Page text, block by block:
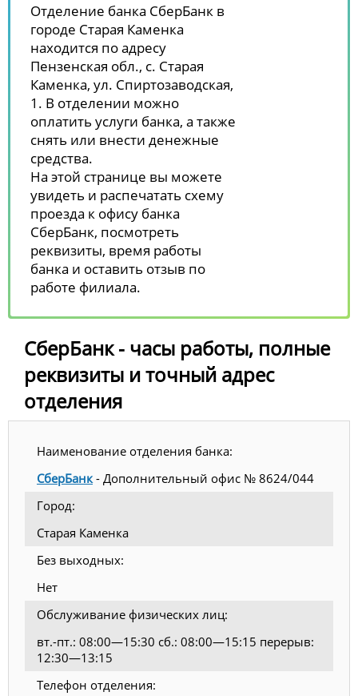
Отделение банка СберБанк в
городе Старая Каменка
находится по адресу
Пензенская обл., с. Старая
Каменка, ул. Спиртозаводская,
1. В отделении можно
оплатить услуги банка, а также
снять или внести денежные
средства.
На этой странице вы можете
увидеть и распечатать схему
проезда к офису банка
СберБанк, посмотреть
реквизиты, время работы
банка и оставить отзыв по
работе филиала.
СберБанк - часы работы, полные
реквизиты и точный адрес
отделения
Наименование отделения банка:
СберБанк - Дополнительный офис № 8624/044
Город:
Старая Каменка
Без выходных:
Нет
Обслуживание физических лиц:
вт.-пт.: 08:00—15:30 сб.: 08:00—15:15 перерыв:
12:30—13:15
Телефон отделения: